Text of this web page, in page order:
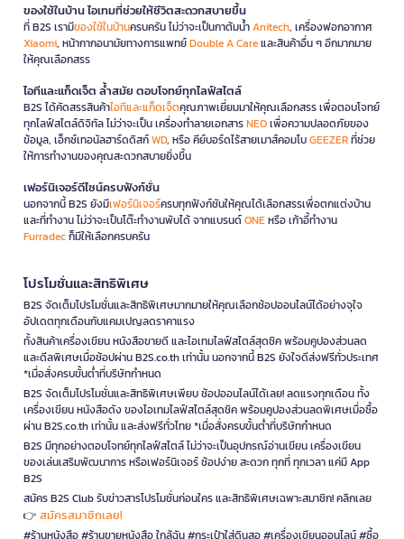
ของใช้ในบ้าน ไอเทมที่ช่วยให้ชีวิตสะดวกสบายขึ้น
ที่ B2S เรามีของใช้ในบ้านครบครัน ไม่ว่าจะเป็นกาต้มน้ำAnitech, เครื่องฟอกอากาศ
Xiaomi, หน้ากากอนามัยทางการแพทย์Double A Careและสินค้าอื่น ๆ อีกมากมาย
ให้คุณเลือกสรร
ไอทีและแก็ดเจ็ต ล้ำสมัย ตอบโจทย์ทุกไลฟ์สไตล์
B2S ได้คัดสรรสินค้าไอทีและแก็ดเจ็ตคุณภาพเยี่ยมมาให้คุณเลือกสรร เพื่อตอบโจทย์
ทุกไลฟ์สไตล์ดิจิทัล ไม่ว่าจะเป็น เครื่องทำลายเอกสารNEOเพื่อความปลอดภัยของ
ข้อมูล, เอ็กซ์เทอนัลฮาร์ดดิสก์WD, หรือ คีย์บอร์ดไร้สายเมาส์คอมโบGEEZERที่ช่วย
ให้การทำงานของคุณสะดวกสบายยิ่งขึ้น
เฟอร์นิเจอร์ดีไซน์ครบฟังก์ชั่น
นอกจากนี้ B2S ยังมีเฟอร์นิเจอร์ครบทุกฟังก์ชันให้คุณได้เลือกสรรเพื่อตกแต่งบ้าน
และที่ทำงาน ไม่ว่าจะเป็นโต๊ะทำงานพับได้ จากแบรนด์ONEหรือ เก้าอี้ทำงาน
Furradecก็มีให้เลือกครบครัน
โปรโมชั่นและสิทธิพิเศษ
B2S จัดเต็มโปรโมชั่นและสิทธิพิเศษมากมายให้คุณเลือกช้อปออนไลน์ได้อย่างจุใจ
อัปเดตทุกเดือนกับแคมเปญลดราคาแรง
ทั้งสินค้าเครื่องเขียน หนังสือขายดี และไอเทมไลฟ์สไตล์สุดชิค พร้อมคูปองส่วนลด
และดีลพิเศษเมื่อช้อปผ่าน B2S.co.th เท่านั้น นอกจากนี้ B2S ยังใจดีส่งฟรีทั่วประเทศ
*เมื่อสั่งครบขั้นต่ำที่บริษัทกำหนด
B2S จัดเต็มโปรโมชั่นและสิทธิพิเศษเพียบ ช้อปออนไลน์ได้เลย! ลดแรงทุกเดือน ทั้ง
เครื่องเขียน หนังสือดัง ของไอเทมไลฟ์สไตล์สุดชิค พร้อมคูปองส่วนลดพิเศษเมื่อซื้อ
ผ่าน B2S.co.th เท่านั้น และส่งฟรีทั่วไทย *เมื่อสั่งครบขั้นต่ำที่บริษัทกำหนด
B2S มีทุกอย่างตอบโจทย์ทุกไลฟ์สไตล์ ไม่ว่าจะเป็นอุปกรณ์อ่านเขียน เครื่องเขียน
ของเล่นเสริมพัฒนาการ หรือเฟอร์นิเจอร์ ช้อปง่าย สะดวก ทุกที่ ทุกเวลา แค่มี App
B2S
สมัคร B2S Club รับข่าวสารโปรโมชั่นก่อนใคร และสิทธิพิเศษเฉพาะสมาชิก! คลิกเลย
👉 สมัครสมาชิกเลย!
#ร้านหนังสือ #ร้านขายหนังสือ ใกล้ฉัน #กระเป๋าใส่ดินสอ #เครื่องเขียนออนไลน์ #ซื้อ